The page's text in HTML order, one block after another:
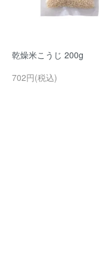
乾燥米こうじ 200g
702円(税込)